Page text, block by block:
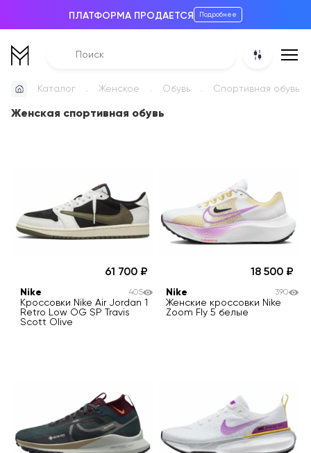
ПЛАТФОРМА ПРОДАЕТСЯ Подробнее
Каталог Женское Обувь Спортивная обувь
Женская спортивная обувь
61 700
Nike
Кроссовки Nike Air Jordan 1
Retro Low OG SP Travis
Scott Olive
405
18 500
Nike
Женские кроссовки Nike
Zoom Fly 5 белые
390